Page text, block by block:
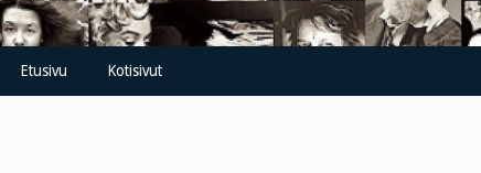
Etusivu Kotisivut